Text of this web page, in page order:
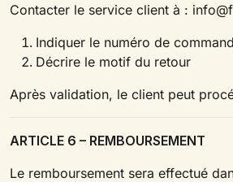
Contacter le service client à :
Indiquer le numéro de
Décrire le motif du retour
Après validation, le client peut
ARTICLE 6 – REMBOURSEMENT
Le remboursement sera effectué